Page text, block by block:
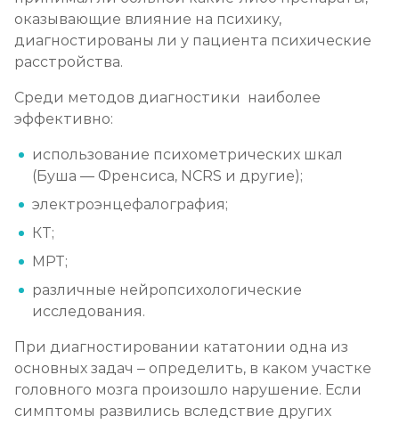
оказывающие влияние на психику,
диагностированы ли у пациента психические
расстройства.
Среди методов диагностики наиболее
эффективно:
использование психометрических шкал
(Буша — Френсиса, NCRS и другие);
электроэнцефалография;
КТ;
МРТ;
различные нейропсихологические
исследования.
При диагностировании кататонии одна из
основных задач – определить, в каком участке
головного мозга произошло нарушение. Если
симптомы развились вследствие других